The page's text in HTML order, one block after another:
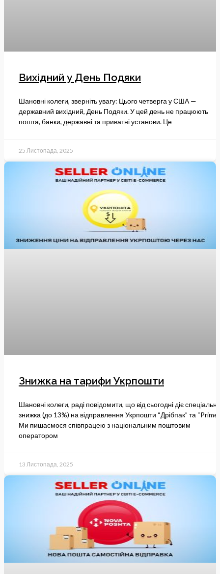
Вихідний у День Подяки
Шановні колеги, зверніть увагу: Цього четверга у США —
державний вихідний, День Подяки. У цей день не працюють
пошта, банки, державні та приватні установи. Це
25 Листопада, 2025
Знижка на тарифи Укрпошти
Шановні колеги, раді повідомити, що від сьогодні діє
знижка (до 13%) на відправлення Укрпошти “Дрібпак” та
Ми пишаємося співпрацею з національним поштовим
оператором
13 Листопада, 2025